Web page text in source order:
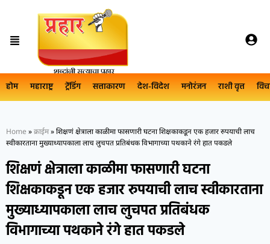
होम महाराष्ट्र ट्रेंडिंग सत्ताकारण देश-विदेश मनोरंजन राशी वृत्त
Home »क्राईम»शिक्षणं क्षेत्राला काळीमा फासणारी घटना शिक्षकाकडून एक हजार रुपयाची लाच
स्वीकारताना मुख्याध्यापकाला लाच लुचपत प्रतिबंधक विभागाच्या पथकाने रंगे हात पकडले
शिक्षणं क्षेत्राला काळीमा फासणारी घटना
शिक्षकाकडून एक हजार रुपयाची लाच स्वीकारताना
मुख्याध्यापकाला लाच लुचपत प्रतिबंधक
विभागाच्या पथकाने रंगे हात पकडले